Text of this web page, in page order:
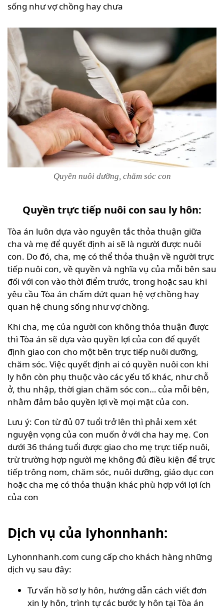
sống như vợ chồng hay chưa
Quyền nuôi dưỡng, chăm sóc con
Quyền trực tiếp nuôi con sau ly hôn:
Tòa án luôn dựa vào nguyên tắc thỏa thuận giữa
cha và mẹ để quyết định ai sẽ là người được nuôi
con. Do đó, cha, mẹ có thể thỏa thuận về người trực
tiếp nuôi con, về quyền và nghĩa vụ của mỗi bên sau
đối với con vào thời điểm trước, trong hoặc sau khi
yêu cầu Tòa án chấm dứt quan hệ vợ chồng hay
quan hệ chung sống như vợ chồng.
Khi cha, mẹ của người con không thỏa thuận được
thì Tòa án sẽ dựa vào quyền lợi của con để quyết
định giao con cho một bên trực tiếp nuôi dưỡng,
chăm sóc. Việc quyết định ai có quyền nuôi con khi
ly hôn còn phụ thuộc vào các yếu tố khác, như chỗ
ở, thu nhập, thời gian chăm sóc con… của mỗi bên,
nhằm đảm bảo quyền lợi về mọi mặt của con.
Lưu ý: Con từ đủ 07 tuổi trở lên thì phải xem xét
nguyện vọng của con muốn ở với cha hay mẹ. Con
dưới 36 tháng tuổi được giao cho mẹ trực tiếp nuôi,
trừ trường hợp người mẹ không đủ điều kiện để trực
tiếp trông nom, chăm sóc, nuôi dưỡng, giáo dục con
hoặc cha mẹ có thỏa thuận khác phù hợp với lợi ích
của con
Dịch vụ của lyhonnhanh:
Lyhonnhanh.com cung cấp cho khách hàng những
dịch vụ sau đây:
Tư vấn hồ sơ ly hôn, hướng dẫn cách viết đơn
xin ly hôn, trình tự các bước ly hôn tại Tòa án